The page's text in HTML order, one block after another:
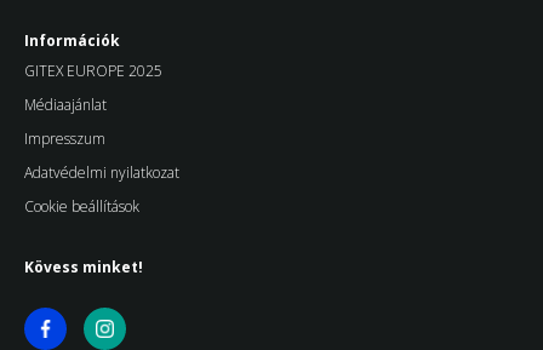
Információk
GITEX EUROPE 2025
Médiaajánlat
Impresszum
Adatvédelmi nyilatkozat
Cookie beállítások
Kövess minket!